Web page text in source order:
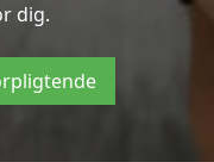
dig.